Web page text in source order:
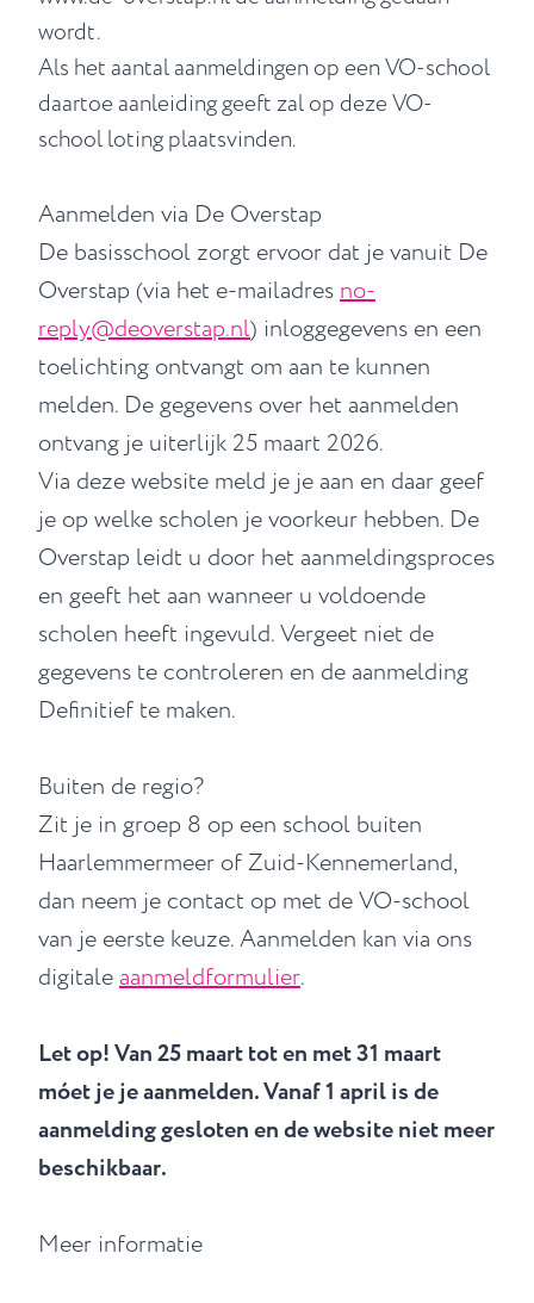
wordt.
Als het aantal aanmeldingen op een VO-school
daartoe aanleiding geeft zal op deze VO-
school loting plaatsvinden.
Aanmelden via De Overstap
De basisschool zorgt ervoor dat je vanuit De
Overstap (via het e-mailadres no-
reply@deoverstap.nl) inloggegevens en een
toelichting ontvangt om aan te kunnen
melden. De gegevens over het aanmelden
ontvang je uiterlijk 25 maart 2026.
Via deze website meld je je aan en daar geef
je op welke scholen je voorkeur hebben. De
Overstap leidt u door het aanmeldingsproces
en geeft het aan wanneer u voldoende
scholen heeft ingevuld. Vergeet niet de
gegevens te controleren en de aanmelding
Definitief te maken.
Buiten de regio?
Zit je in groep 8 op een school buiten
Haarlemmermeer of Zuid-Kennemerland,
dan neem je contact op met de VO-school
van je eerste keuze. Aanmelden kan via ons
digitale aanmeldformulier.
Let op! Van 25 maart tot en met 31 maart
móet je je aanmelden. Vanaf 1 april is de
aanmelding gesloten en de website niet meer
beschikbaar.
Meer informatie